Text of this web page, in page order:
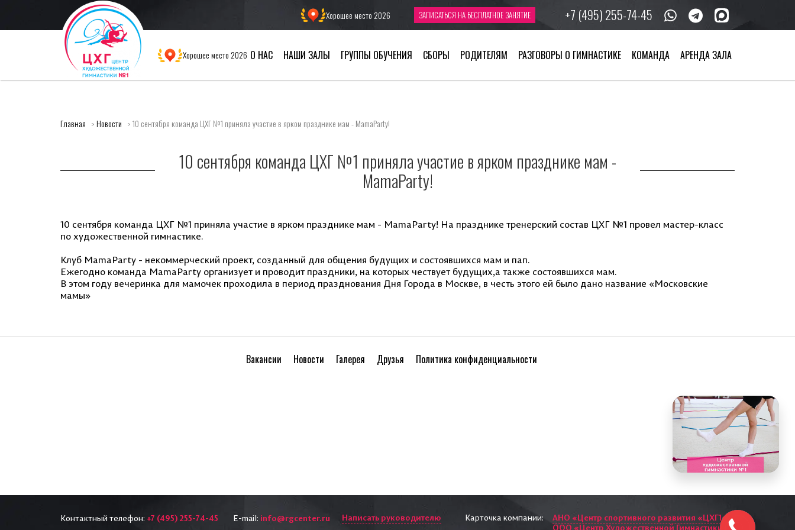
Хорошее место 2026 ЗАПИСАТЬСЯ НА БЕСПЛАТНОЕ ЗАНЯТИЕ +7 (495) 255-74-45
Хорошее место 2026 О НАС НАШИ ЗАЛЫ ГРУППЫ ОБУЧЕНИЯ СБОРЫ РОДИТЕЛЯМ РАЗГОВОРЫ О ГИМНАСТИКЕ КОМАНДА АРЕНДА ЗАЛА
Главная Новости 10 сентября команда ЦХГ №1 приняла участие в ярком празднике мам - MamaParty!
10 сентября команда ЦХГ №1 приняла участие в ярком празднике мам -
MamaParty!
10 сентября команда ЦХГ №1 приняла участие в ярком празднике мам - MamaParty! На празднике тренерский состав ЦХГ №1 провел мастер-класс
по художественной гимнастике.
Клуб MamaParty - некоммерческий проект, созданный для общения будущих и состоявшихся мам и пап.
Ежегодно команда MamaParty организует и проводит праздники, на которых чествует будущих,а также состоявшихся мам.
В этом году вечеринка для мамочек проходила в период празднования Дня Города в Москве, в честь этого ей было дано название «Московские
мамы»
Вакансии Новости Галерея Друзья Политика конфиденциальности
Контактный телефон: +7 (495) 255-74-45 E-mail: info@rgcenter.ru
Написать руководителю
Карточка компании:
АНО «Центр спортивного развития «ЦХГ1»
ООО «Центр Художественной Гимнастики»